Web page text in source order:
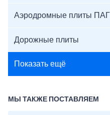
Аэродромные плиты ПАГ
Дорожные плиты
Показать ещё
МЫ ТАКЖЕ ПОСТАВЛЯЕМ